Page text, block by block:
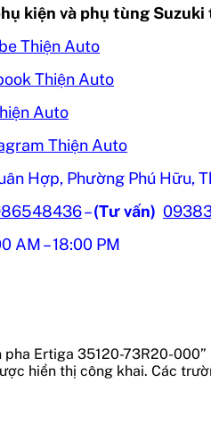
kiện và phụ tùng Suzuki
Thiện Auto
Thiện Auto
Auto
Thiện Auto
Hợp, Phường Phú Hữu,
–(Tư vấn)
AM – 18:00 PM
Ertiga 35120-73R20-000”
hiển thị công khai. Các